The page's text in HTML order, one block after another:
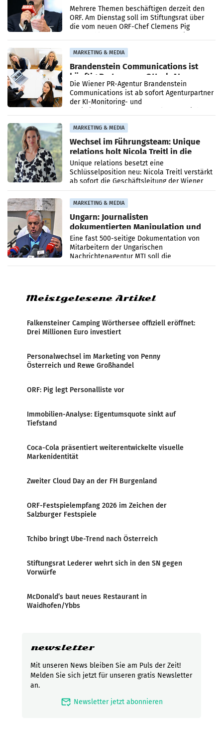
Mehrere Themen beschäftigen derzeit den
ORF. Am Dienstag soll im Stiftungsrat über
die vom neuen ORF-Chef Clemens Pig
MARKETING & MEDIA
Brandenstein Communications ist
künftig Partner von OtterlyAI
Die Wiener PR-Agentur Brandenstein
Communications ist ab sofort Agenturpartner
der KI-Monitoring- und
MARKETING & MEDIA
Wechsel im Führungsteam: Unique
relations holt Nicola Treitl in die
Geschäftsleitung
Unique relations besetzt eine
Schlüsselposition neu: Nicola Treitl verstärkt
ab sofort die Geschäftsleitung der Wiener
PR-Agentur an der Seite von Josef Kalina und
Anna Kalina-Mahr.
MARKETING & MEDIA
Ungarn: Journalisten
dokumentierten Manipulation und
Zensur
Eine fast 500-seitige Dokumentation von
Mitarbeitern der Ungarischen
Nachrichtenagentur MTI soll die
systematische Nachrichten-Manipulation und
Meistgelesene Artikel
Falkensteiner Camping Wörthersee offiziell eröffnet:
Drei Millionen Euro investiert
Personalwechsel im Marketing von Penny
Österreich und Rewe Großhandel
ORF: Pig legt Personalliste vor
Immobilien-Analyse: Eigentumsquote sinkt auf
Tiefstand
Coca-Cola präsentiert weiterentwickelte visuelle
Markenidentität
Zweiter Cloud Day an der FH Burgenland
ORF-Festspielempfang 2026 im Zeichen der
Salzburger Festspiele
Tchibo bringt Ube-Trend nach Österreich
Stiftungsrat Lederer wehrt sich in den SN gegen
Vorwürfe
McDonald’s baut neues Restaurant in
Waidhofen/Ybbs
newsletter
Mit unseren News bleiben Sie am Puls der Zeit!
Melden Sie sich jetzt für unseren gratis Newsletter
an.
mark_email_read Newsletter jetzt abonnieren